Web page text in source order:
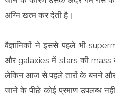
अग्नि खत्म कर देती है।
वैज्ञानिकों ने इससे पहले भी
और galaxies में stars की mass
लेकिन आज से पहले तारों के बनने
जाने के पीछे कोई प्रमाण उपलब्ध